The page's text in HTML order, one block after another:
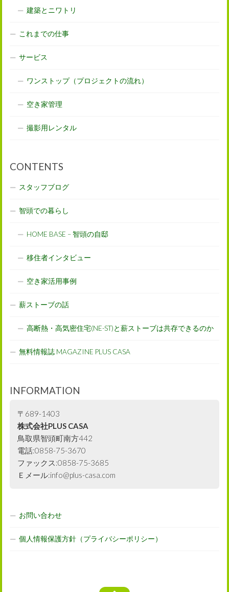
建築とニワトリ
これまでの仕事
サービス
ワンストップ（プロジェクトの流れ）
空き家管理
撮影用レンタル
CONTENTS
スタッフブログ
智頭での暮らし
HOME BASE – 智頭の自邸
移住者インタビュー
空き家活用事例
薪ストーブの話
高断熱・高気密住宅(NE-ST)と薪ストーブは共存できるのか
無料情報誌 MAGAZINE PLUS CASA
INFORMATION
〒689-1403
株式会社PLUS CASA
鳥取県智頭町南方442
電話:0858-75-3670
ファックス:0858-75-3685
Ｅメール:info@plus-casa.com
お問い合わせ
個人情報保護方針（プライバシーポリシー）